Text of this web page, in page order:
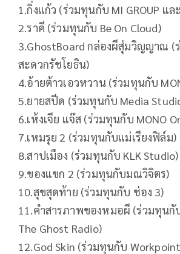
1.กิ่งแก้ว (ร่วมทุนกับ MI GROUP แ
2.ราคี (ร่วมทุนกับ Be On Cloud)
3.GhostBoard กล่องผีสุ่มวิญญาณ (
สะดวกรัชโยธิน)
4.อ้ายต้าวเอวหวาน (ร่วมทุนกับ
5.ยายสปีด (ร่วมทุนกับ Media
6.เห้งเจีย แจ๊ส (ร่วมทุนกับ MONO
7.เหมรุย 2 (ร่วมทุนกับแม่เรียงฟิล์ม)
8.สาปเมือง (ร่วมทุนกับ KLK Studio)
9.ของแขก 2 (ร่วมทุนกับมณวิจิตร)
10.สุขสุดท้าย (ร่วมทุนกับ ช่อง 3)
11.คำสารภาพของหมอผี (ร่วมทุนกั
The Ghost Radio)
12.God Skin (ร่วมทุนกับ